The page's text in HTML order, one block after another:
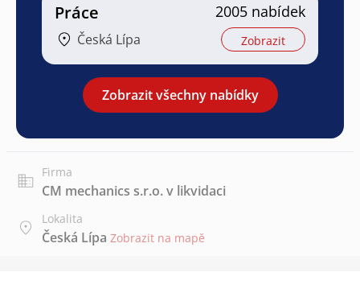
Práce
Česká Lípa
2005 nabídek
Zobrazit
Zobrazit všechny nabídky
Firma
CM mechanics s.r.o. v likvidaci
Lokalita
Česká Lípa Zobrazit na mapě